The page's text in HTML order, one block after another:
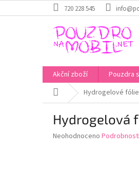
na
720 228 545
Akční zboží Pouzdra
Domů Hydrogelové fólie
Hydrogelová
Průměrné
Neohodnoceno